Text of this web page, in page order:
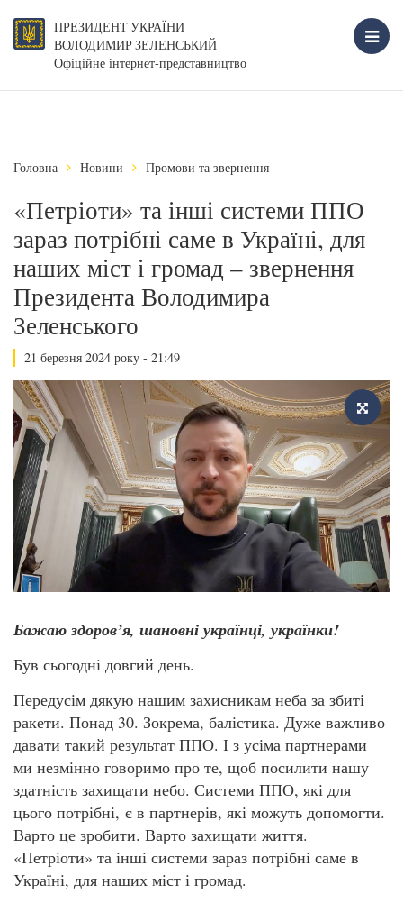
ПРЕЗИДЕНТ УКРАЇНИ
ВОЛОДИМИР ЗЕЛЕНСЬКИЙ
Офіційне інтернет-представництво
Головна Новини Промови та звернення
«Петріоти» та інші системи ППО
зараз потрібні саме в Україні, для
наших міст і громад – звернення
Президента Володимира
Зеленського
21 березня 2024 року - 21:49
Бажаю здоров’я, шановні українці, українки!
Був сьогодні довгий день.
Передусім дякую нашим захисникам неба за збиті
ракети. Понад 30. Зокрема, балістика. Дуже важливо
давати такий результат ППО. І з усіма партнерами
ми незмінно говоримо про те, щоб посилити нашу
здатність захищати небо. Системи ППО, які для
цього потрібні, є в партнерів, які можуть допомогти.
Варто це зробити. Варто захищати життя.
«Петріоти» та інші системи зараз потрібні саме в
Україні, для наших міст і громад.